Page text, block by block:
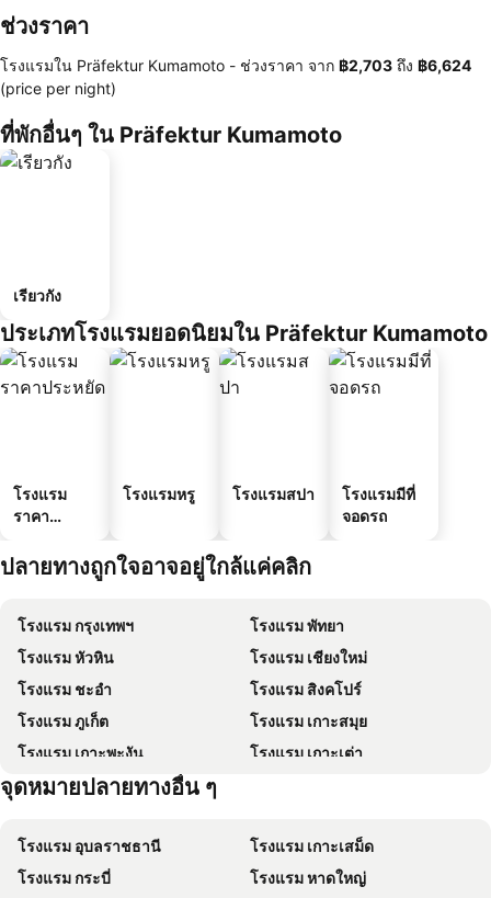
ช่วงราคา
โรงแรมใน Präfektur Kumamoto - ช่วงราคา จาก ‎฿2,703 ถึง ‎฿6,624
(price per night)
ที่พักอื่นๆ ใน Präfektur Kumamoto
เรียวกัง
ประเภทโรงแรมยอดนิยมใน Präfektur Kumamoto
โรงแรม
ราคา
โรงแรมหรู โรงแรมสปา
โรงแรมมีที่
จอดรถ
ปลายทางถูกใจอาจอยู่ใกล้แค่คลิก
โรงแรม กรุงเทพฯ
โรงแรม พัทยา
โรงแรม หัวหิน
โรงแรม เชียงใหม่
โรงแรม ชะอำ
โรงแรม สิงคโปร์
โรงแรม ภูเก็ต
โรงแรม เกาะสมุย
โรงแรม เกาะพะงัน
โรงแรม เกาะเต่า
โรงแรม เกาะฟุก๊ว
จุดหมายปลายทางอื่น ๆ
โรงแรม อุบลราชธานี
โรงแรม เกาะเสม็ด
โรงแรม กระบี่
โรงแรม หาดใหญ่